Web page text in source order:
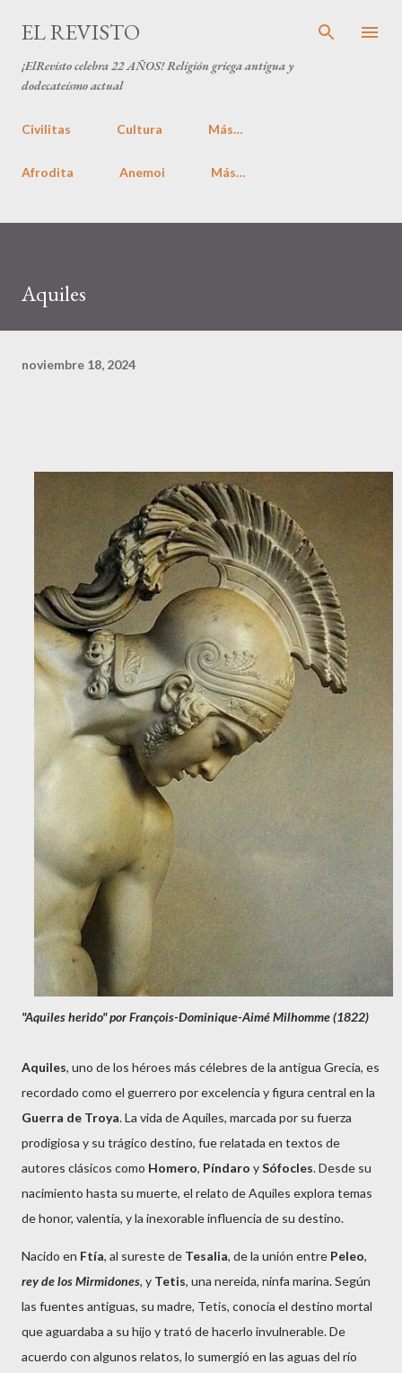
EL REVISTO
¡ElRevisto celebra22 AÑOS! Religión griega antigua y
dodecateísmo actual
Civilitas Cultura Más…
Afrodita Anemoi Más…
Aquiles
noviembre 18, 2024
"Aquiles herido"porFrançois-Dominique-Aimé Milhomme(1822)
Aquiles, uno de los héroes más célebres de la antigua Grecia, es
recordado como el guerrero por excelencia y figura central en la
Guerra de Troya. La vida de Aquiles, marcada por su fuerza
prodigiosa y su trágico destino, fue relatada en textos de
autores clásicos como Homero, Píndaro ySófocles. Desde su
nacimiento hasta su muerte, el relato de Aquiles explora temas
de honor, valentía, y la inexorable influencia de su destino.
Nacido en Ftía, al sureste de Tesalia, de la unión entre Peleo,
rey de los Mirmidones, y Tetis, una nereida, ninfa marina. Según
las fuentes antiguas, su madre, Tetis, conocía el destino mortal
que aguardaba a su hijo y trató de hacerlo invulnerable. De
acuerdo con algunos relatos, lo sumergió en las aguas del río